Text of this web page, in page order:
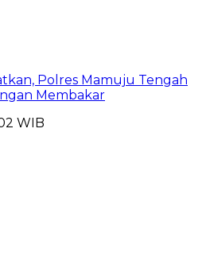
Polres Mamuju Tengah
Membakar
WIB